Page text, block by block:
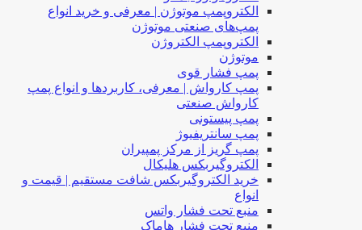
الکتروپمپ موتوژن | معرفی و خرید انواع
پمپ‌های صنعتی موتوژن
الکتروپمپ الکتروژن
موتوژن
پمپ فشار قوی
پمپ کارواش | معرفی، کاربردها و انواع پمپ
کارواش صنعتی
پمپ پیستونی
پمپ سانتریفیوژ
پمپ گریز از مرکز پمپیران
الکتروگیربکس هلیکال
خرید الکتروگیربکس شافت مستقیم | قیمت و
انواع
منبع تحت فشار واتس
منبع تحت فشار هاماک